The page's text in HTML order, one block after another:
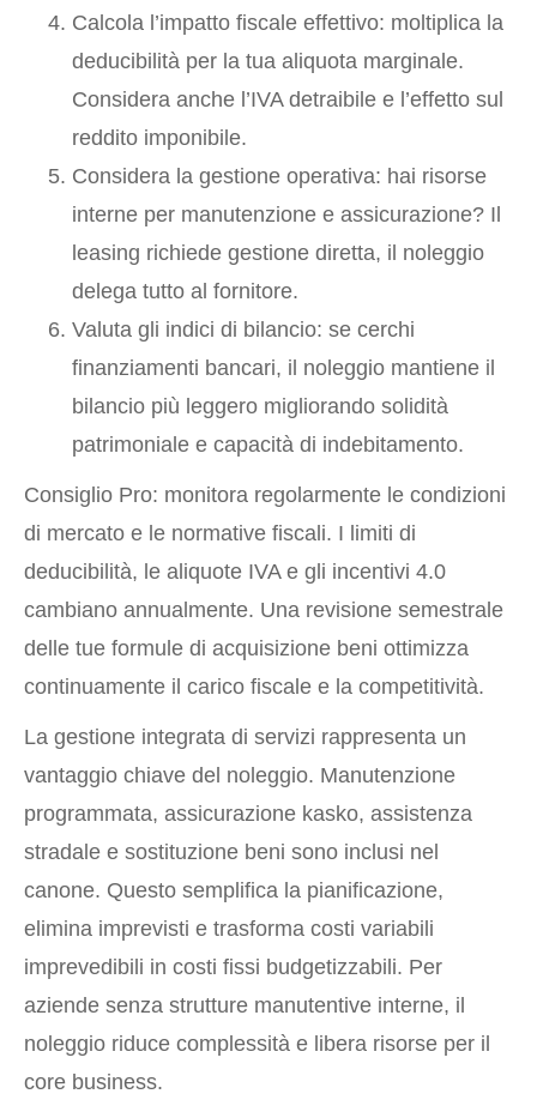
Calcola l’impatto fiscale effettivo: moltiplica la
deducibilità per la tua aliquota marginale.
Considera anche l’IVA detraibile e l’effetto sul
reddito imponibile.
Considera la gestione operativa: hai risorse
interne per manutenzione e assicurazione? Il
leasing richiede gestione diretta, il noleggio
delega tutto al fornitore.
Valuta gli indici di bilancio: se cerchi
finanziamenti bancari, il noleggio mantiene il
bilancio più leggero migliorando solidità
patrimoniale e capacità di indebitamento.
Consiglio Pro: monitora regolarmente le condizioni
di mercato e le normative fiscali. I limiti di
deducibilità, le aliquote IVA e gli incentivi 4.0
cambiano annualmente. Una revisione semestrale
delle tue formule di acquisizione beni ottimizza
continuamente il carico fiscale e la competitività.
La gestione integrata di servizi rappresenta un
vantaggio chiave del noleggio. Manutenzione
programmata, assicurazione kasko, assistenza
stradale e sostituzione beni sono inclusi nel
canone. Questo semplifica la pianificazione,
elimina imprevisti e trasforma costi variabili
imprevedibili in costi fissi budgetizzabili. Per
aziende senza strutture manutentive interne, il
noleggio riduce complessità e libera risorse per il
core business.